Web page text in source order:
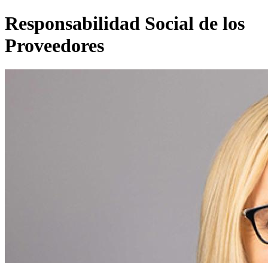
Responsabilidad Social de los
Proveedores